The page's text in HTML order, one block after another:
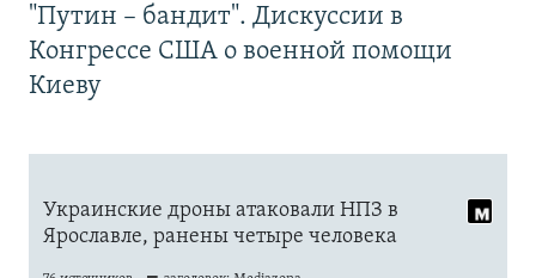
"Путин – бандит". Дискуссии в
Конгрессе США о военной помощи
Киеву